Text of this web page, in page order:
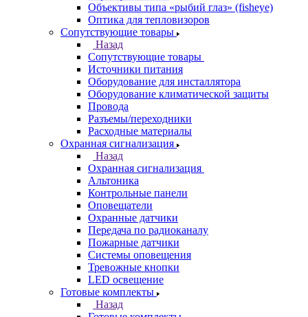
Объективы типа «рыбий глаз» (fisheye)
Оптика для тепловизоров
Сопутствующие товары
Назад
Сопутствующие товары
Источники питания
Оборудование для инсталлятора
Оборудование климатической защиты
Провода
Разъемы/переходники
Расходные материалы
Охранная сигнализация
Назад
Охранная сигнализация
Альтоника
Контрольные панели
Оповещатели
Охранные датчики
Передача по радиоканалу
Пожарные датчики
Системы оповещения
Тревожные кнопки
LED освещение
Готовые комплекты
Назад